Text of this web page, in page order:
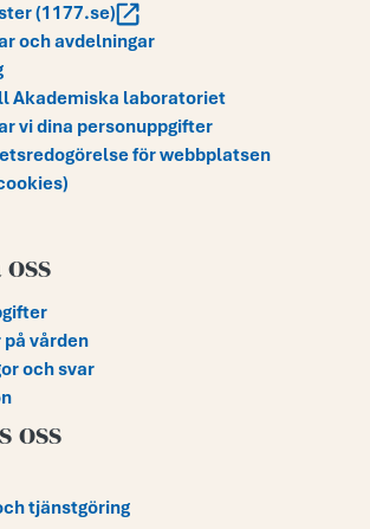
(1177.se)
och avdelningar
Akademiska laboratoriet
vi dina personuppgifter
för webbplatsen
vården
och svar
oss
tjänstgöring